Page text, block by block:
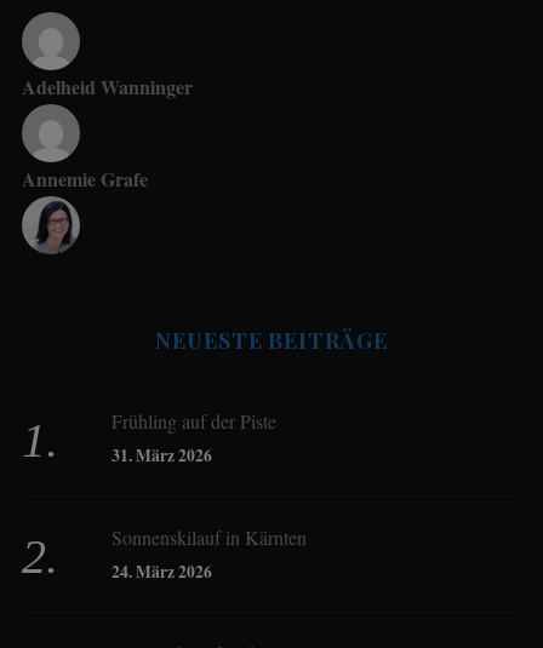
Adelheid Wanninger
Annemie Grafe
Birgit Werner
Christoph Schrahe
NEUESTE BEITRÄGE
Frühling auf der Piste
31. März 2026
Sonnenskilauf in Kärnten
24. März 2026